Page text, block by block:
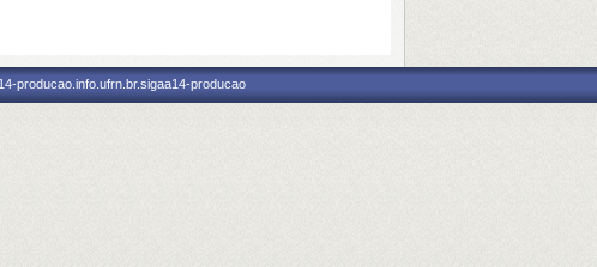
producao.info.ufrn.br.sigaa14-producao